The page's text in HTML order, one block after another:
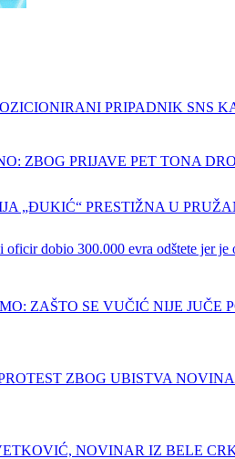
PRIPADNIK SNS
ZBOG PRIJAVE PET TONA
„ĐUKIĆ“ PRESTIŽNA U
dobio 300.000 evra odštete jer je
ZAŠTO SE VUČIĆ NIJE JUČE
ZBOG UBISTVA
NOVINAR IZ BELE